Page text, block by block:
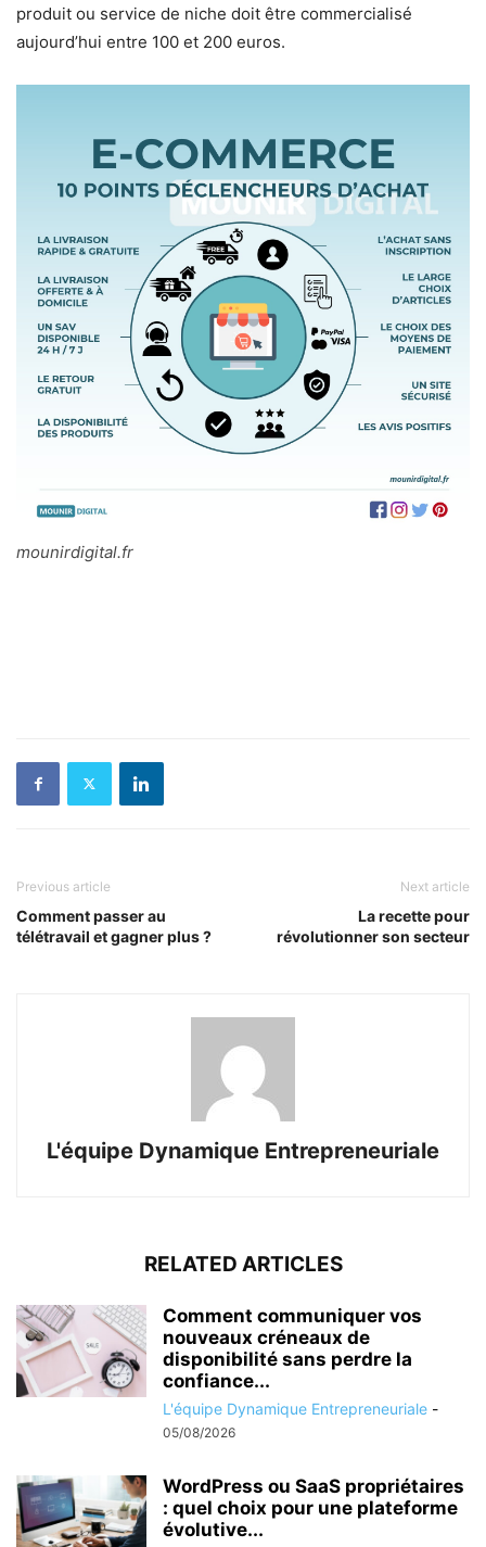
produit ou service de niche doit être commercialisé
aujourd’hui entre 100 et 200 euros.
mounirdigital.fr
Previous article
Comment passer au
télétravail et gagner plus ?
Next article
La recette pour
révolutionner son secteur
L'équipe Dynamique Entrepreneuriale
RELATED ARTICLES
Comment communiquer vos
nouveaux créneaux de
disponibilité sans perdre la
confiance...
L'équipe Dynamique Entrepreneuriale -
05/08/2026
WordPress ou SaaS propriétaires
: quel choix pour une plateforme
évolutive...